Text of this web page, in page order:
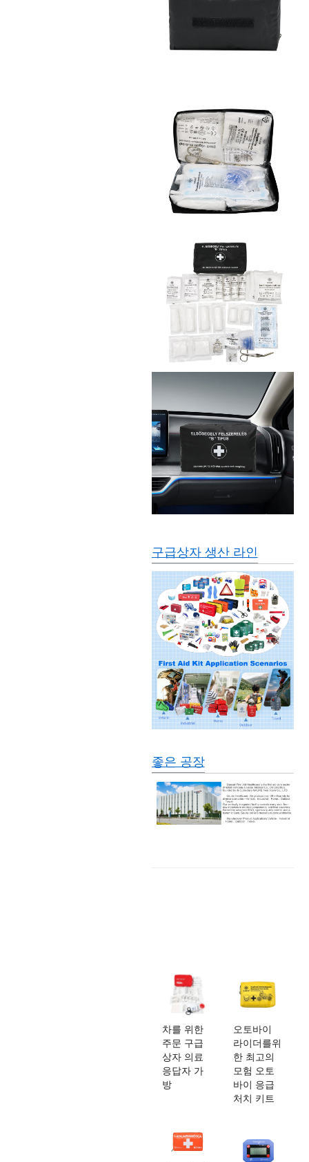
구급상자 생산 라인
좋은 공장
차를 위한
주문 구급
상자 의료
응답자 가
방
오토바이
라이더를위
한 최고의
모험 오토
바이 응급
처치 키트